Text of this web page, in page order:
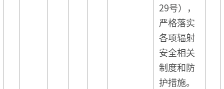
29号），
严格落实
各项辐射
安全相关
制度和防
护措施。